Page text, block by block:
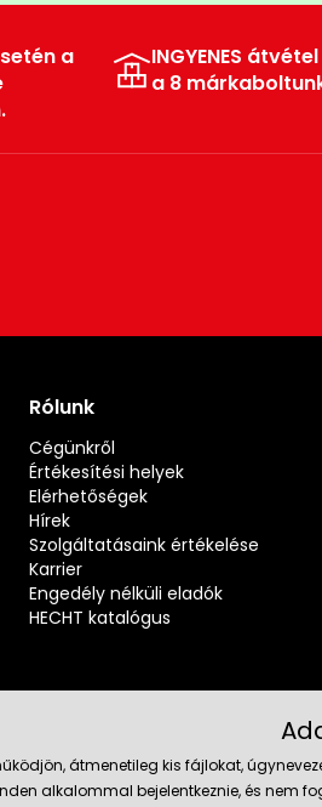
a
INGYENES
a 8
Rólunk
Cégünkről
Értékesítési helyek
Elérhetőségek
Hírek
Szolgáltatásaink értékelése
Karrier
Engedély nélküli eladók
HECHT katalógus
átmenetileg kis fájlokat,
alkalommal bejelentkeznie, és nem